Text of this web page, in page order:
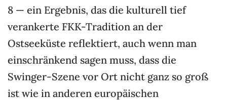
8 — ein Ergebnis, das die kulturell tief
verankerte FKK-Tradition an der
Ostseeküste reflektiert, auch wenn man
einschränkend sagen muss, dass die
Swinger-Szene vor Ort nicht ganz so groß
ist wie in anderen europäischen